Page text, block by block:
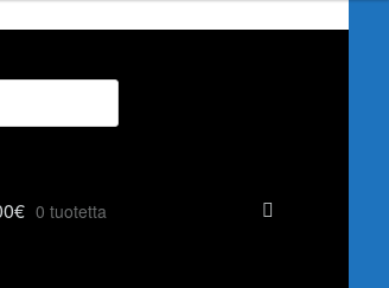
€ 0 tuotetta